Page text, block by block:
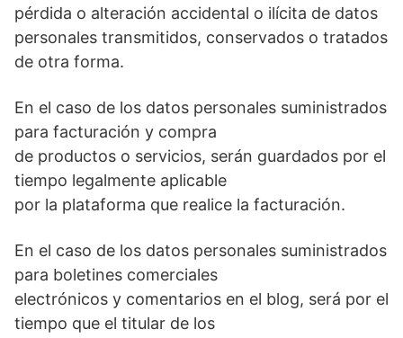
pérdida o alteración accidental o ilícita de datos
personales transmitidos, conservados o tratados
de otra forma.
En el caso de los datos personales suministrados
para facturación y compra
de productos o servicios, serán guardados por el
tiempo legalmente aplicable
por la plataforma que realice la facturación.
En el caso de los datos personales suministrados
para boletines comerciales
electrónicos y comentarios en el blog, será por el
tiempo que el titular de los